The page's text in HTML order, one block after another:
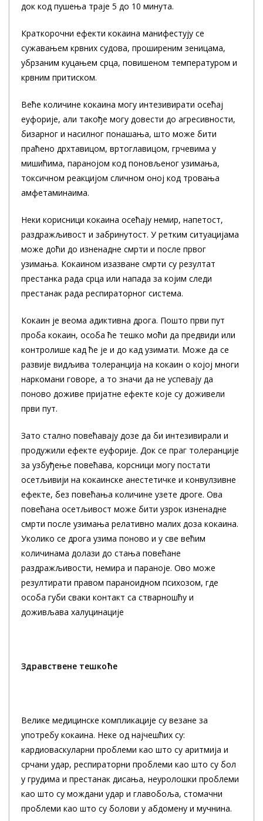
док код пушења траје 5 до 10 минута.
Краткорочни ефекти кокаина манифестују се
сужавањем крвних судова, проширеним зеницама,
убрзаним куцањем срца, повишеном температуром и
крвним притиском.
Веће количине кокаина могу интезивирати осећај
еуфорије, али такође могу довести до агресивности,
бизарног и насилног понашања, што може бити
праћено дрхтавицом, вртоглавицом, грчевима у
мишићима, паранојом код поновљеног узимања,
токсичном реакцијом сличном оној код тровања
амфетаминаима.
Неки корисници кокаина осећају немир, напетост,
раздражљивост и забринутост. У ретким ситуацијама
може доћи до изненадне смрти и после првог
узимања. Кокаином изазване смрти су резултат
престанка рада срца или напада за којим следи
престанак рада респираторног система.
Кокаин је веома адиктивна дрога. Пошто први пут
проба кокаин, особа ће тешко моћи да предвиди или
контролише кад ће је и до кад узимати. Може да се
развије видљива толеранција на кокаин о којој многи
наркомани говоре, а то значи да не успевају да
поново доживе пријатне ефекте које су доживели
први пут.
Зато стално повећавају дозе да би интезивирали и
продужили ефекте еуфорије. Док се праг толеранције
за узбуђење повећава, корсници могу постати
осетљивији на кокаинске анестетичке и конвулзивне
ефекте, без повећања количине узете дроге. Ова
повећана осетљивост може бити узрок изненадне
смрти после узимања релативно малих доза кокаина.
Уколико се дрога узима поново и у све већим
количинама долази до стања повећане
раздражљивости, немира и параноје. Ово може
резултирати правом параноидном психозом, где
особа губи сваки контакт са стварношћу и
доживљава халуцинације
Здравствене тешкоће
Велике медицинске компликације су везане за
употребу кокаина. Неке од најчешћих су:
кардиоваскуларни проблеми као што су аритмија и
срчани удар, респираторни проблеми као што су бол
у грудима и престанак дисања, неуролошки проблеми
као што су мождани удар и главобоља, стомачни
проблеми као што су болови у абдомену и мучнина.